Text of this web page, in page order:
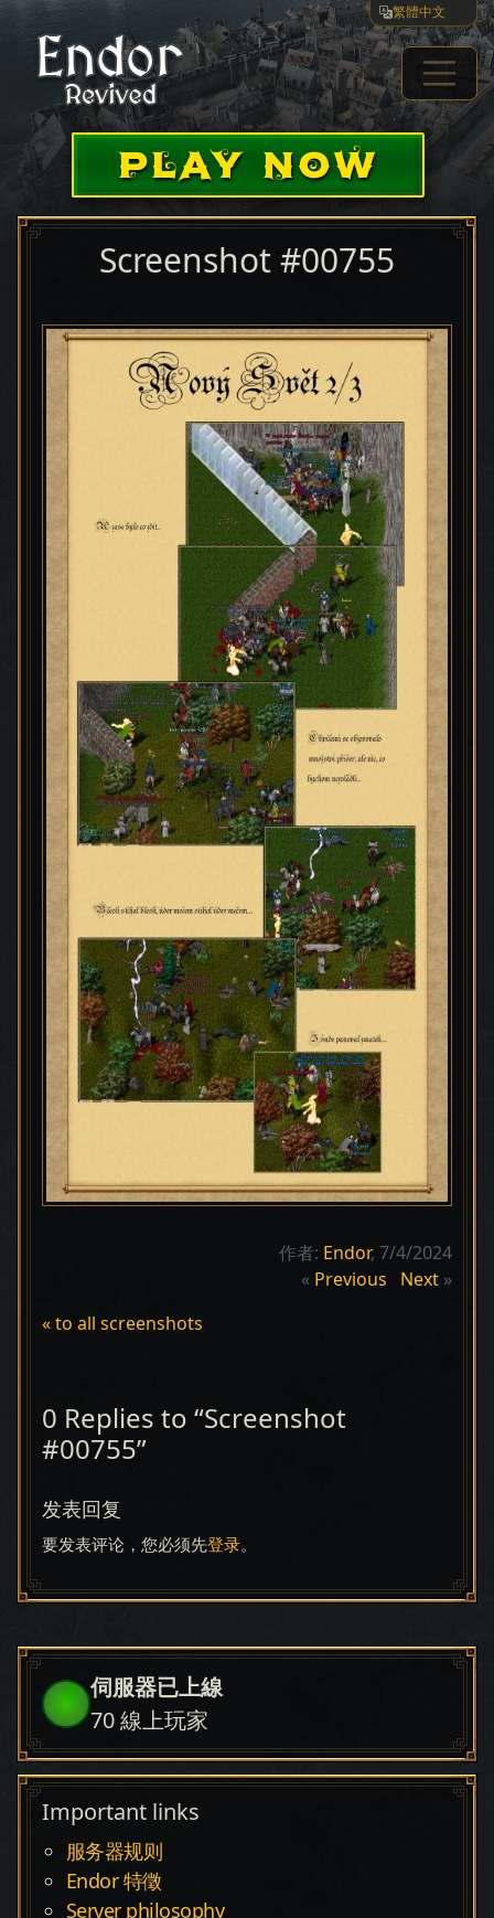
繁體中文
PLAY NOW
Screenshot #00755
« to all screenshots
« Previous Next »
作者: Endor, 7/4/2024
0 Replies to “Screenshot
#00755”
发表回复
要发表评论，您必须先登录。
伺服器已上線
70線上玩家
Important links
服务器规则
Endor 特徵
Server philosophy